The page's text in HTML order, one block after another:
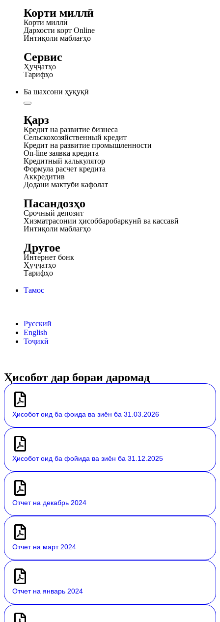
Корти миллӣ
Корти миллӣ
Дархости корт Online
Интиқоли маблағҳо
Сервис
Ҳуҷҷатҳо
Тарифҳо
Ба шахсони ҳуқуқӣ
Қарз
Кредит на развитие бизнеса
Сельскохозяйственный кредит
Кредит на развитие промышленности
On-line заявка кредита
Кредитный калькулятор
Формула расчет кредита
Аккредитив
Додани мактуби кафолат
Пасандозҳо
Срочный депозит
Хизматрасонии ҳисоббаробаркунӣ ва кассавӣ
Интиқоли маблағҳо
Другое
Интернет бонк
Ҳуҷҷатҳо
Тарифҳо
Тамос
Русский
English
Тоҷикӣ
Ҳисобот дар бораи даромад
Ҳисобот оид ба фоида ва зиён ба 31.03.2026
Ҳисобот оид ба фойида ва зиён ба 31.12.2025
Отчет на декабрь 2024
Отчет на март 2024
Отчет на январь 2024